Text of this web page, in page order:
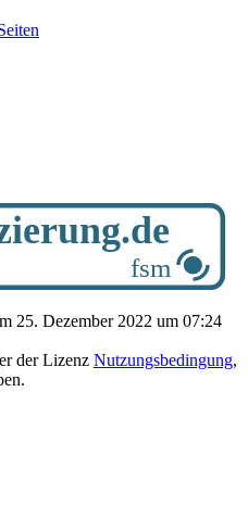
25. Dezember 2022 um 07:24
der Lizenz Nutzungsbedingung,